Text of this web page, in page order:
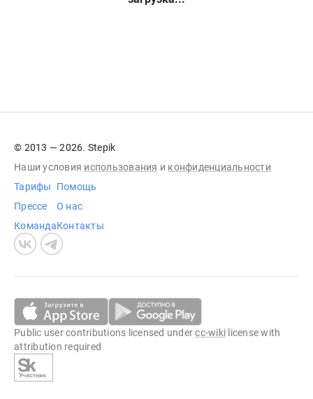
© 2013 — 2026. Stepik
Наши условия использования и конфиденциальности
Тарифы
Прессе
Команда
Помощь
О нас
Контакты
Public user contributions licensed undercc-wiki license with
attribution required